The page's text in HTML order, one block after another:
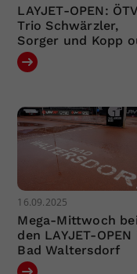
LAYJET-OPEN:
Trio Schwärzler,
Sorger und Kopp
16.09.2025
Mega-Mittwoch
den LAYJET-OPEN
Bad Waltersdorf